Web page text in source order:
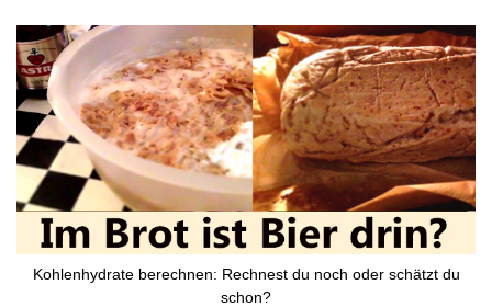
Kohlenhydrate berechnen: Rechnest du noch oder schätzt du
schon?